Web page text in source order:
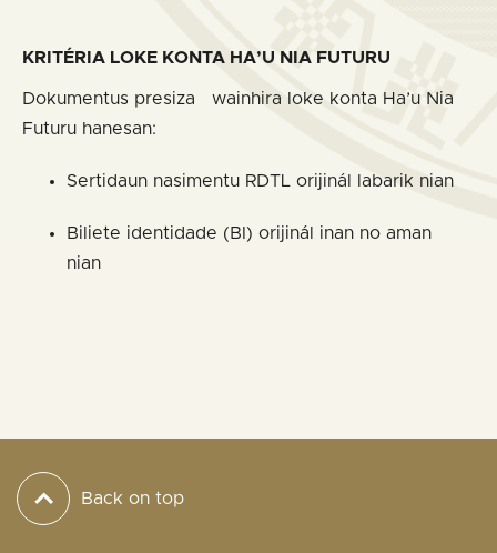
KRITÉRIA LOKE KONTA HA’U NIA FUTURU
Dokumentus presiza wainhira loke konta Ha’u Nia
Futuru hanesan:
Sertidaun nasimentu RDTL orijinál labarik nian
Biliete identidade (BI) orijinál inan no aman
nian
Back on top